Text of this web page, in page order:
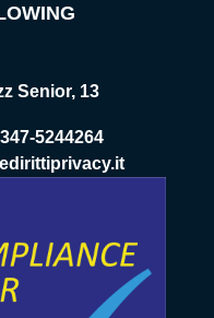
Senior, 13
5244264